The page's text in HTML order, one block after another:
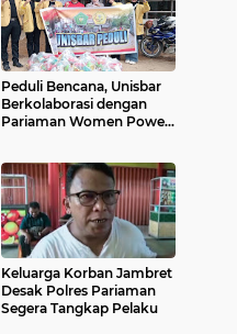
Peduli Bencana, Unisbar
Berkolaborasi dengan
Pariaman Women Power
Keluarga Korban Jambret
Desak Polres Pariaman
Segera Tangkap Pelaku